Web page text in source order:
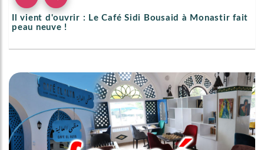
Il vient d'ouvrir : Le Café Sidi Bousaid à Monastir fait
peau neuve !